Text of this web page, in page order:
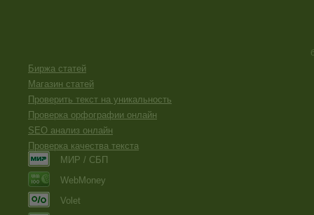
Биржа статей
Магазин статей
Проверить текст на уникальность
Проверка орфографии онлайн
SEO анализ онлайн
Проверка качества текста
МИР / СБП
WebMoney
Volet